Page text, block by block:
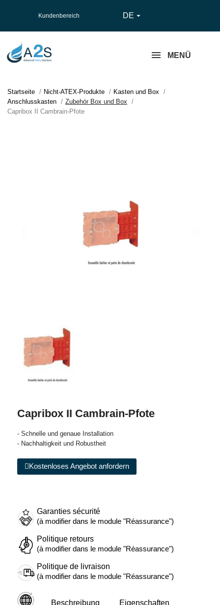
Kundenbereich DE 
MENÜ
Startseite Nicht-ATEX-Produkte
Kasten und Box
Anschlusskasten
Zubehör Box und Box
Capribox II Cambrain-Pfote
Capribox II Cambrain-Pfote
- Schnelle und genaue Installation
- Nachhaltigkeit und Robustheit
Kostenloses Angebot anfordern
Garanties sécurité
(à modifier dans le module "Réassurance")
Politique retours
(à modifier dans le module "Réassurance")
Politique de livraison
(à modifier dans le module "Réassurance")
Beschreibung Eigenschaften